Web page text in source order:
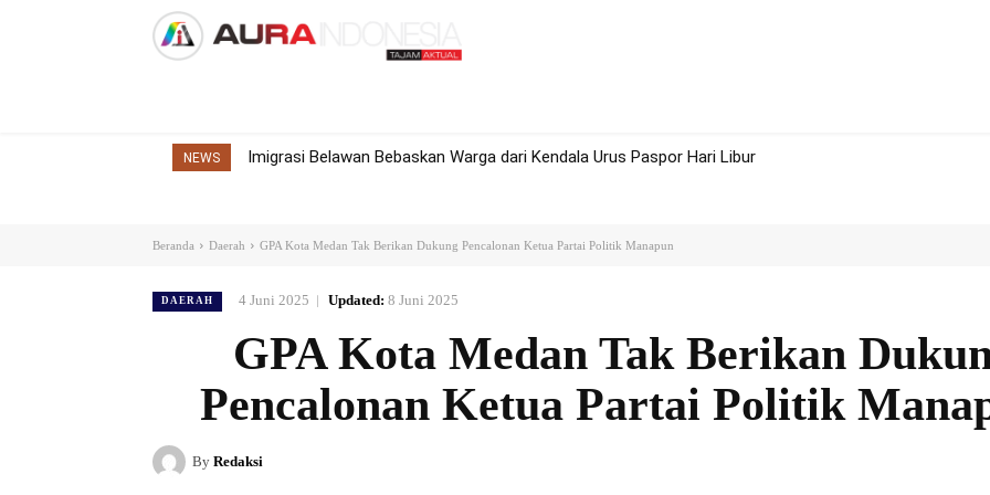
NEWS Imigrasi Belawan Bebaskan Warga dari Kendala Urus Paspor Hari Libur
Beranda Daerah GPA Kota Medan Tak Berikan Dukung Pencalonan Ketua Partai Politik Manapun
DAERAH 4 Juni 2025 Updated: 8 Juni 2025
GPA Kota Medan Tak Berikan
Pencalonan Ketua Partai Politik
By Redaksi